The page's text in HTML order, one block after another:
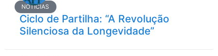
NOTÍCIAS
Ciclo de Partilha: “A Revolução
Silenciosa da Longevidade”